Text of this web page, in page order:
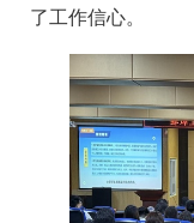
了工作信心。